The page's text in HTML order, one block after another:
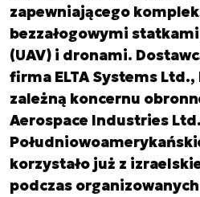
zapewniającego
bezzałogowymi
(UAV) i dronami.
firma ELTA Systems Ltd.,
zależną koncernu
Aerospace Industries
korzystało już z
podczas